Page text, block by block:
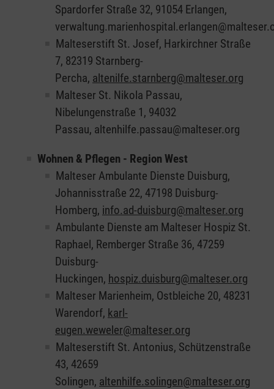
Spardorfer Straße 32, 91054 Erlangen,
Malteserstift St. Josef, Harkirchner Straße
7, 82319 Starnberg-
Percha, altenilfe.starnberg@malteser.org
Malteser St. Nikola Passau,
Nibelungenstraße 1, 94032
Passau, altenhilfe.passau@malteser.org
Wohnen & Pflegen - Region West
Malteser Ambulante Dienste Duisburg,
Johannisstraße 22, 47198 Duisburg-
Homberg, info.ad-duisburg@malteser.org
Ambulante Dienste am Malteser Hospiz St.
Raphael, Remberger Straße 36, 47259
Duisburg-
Huckingen, hospiz.duisburg@malteser.org
Malteser Marienheim, Ostbleiche 20, 48231
Warendorf, karl-
eugen.weweler@malteser.org
Malteserstift St. Antonius, Schützenstraße
43, 42659
Solingen, altenhilfe.solingen@malteser.org